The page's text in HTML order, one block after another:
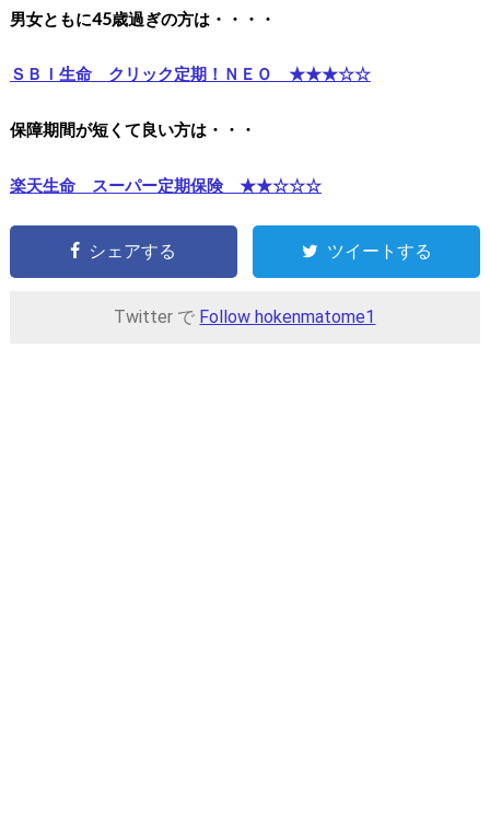
男女ともに45歳過ぎの方は・・・・
ＳＢＩ生命 クリック定期！ＮＥＯ ★★★☆☆
保障期間が短くて良い方は・・・
楽天生命 スーパー定期保険 ★★☆☆☆
シェアする ツイートする
Twitter で Follow hokenmatome1